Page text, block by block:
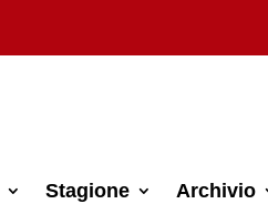
Stagione Archivio